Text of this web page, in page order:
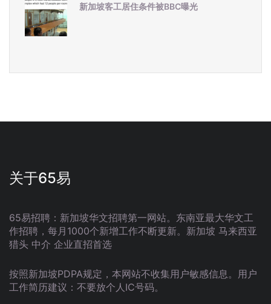
新加坡客工居住条件被BBC曝光
关于65易
65易招聘：新加坡华文招聘第一网站。东南亚最大华文工
作招聘，每月1000个新增工作不断更新。新加坡 马来西亚
猎头 中介 企业直招首选
按照新加坡PDPA规定，本网站不收集用户敏感信息。用户
工作简历建议：不要放个人IC号码。